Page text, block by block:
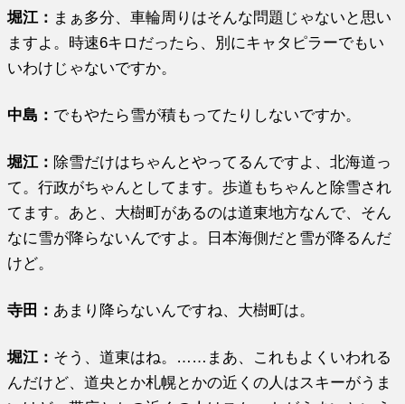
堀江 ： まぁ多分、車輪周りはそんな問題じゃないと思い
ますよ。時速6キロだったら、別にキャタピラーでもい
いわけじゃないですか。
中島： でもやたら雪が積もってたりしないですか。
堀江 ： 除雪だけはちゃんとやってるんですよ、北海道っ
て。行政がちゃんとしてます。歩道もちゃんと除雪され
てます。あと、大樹町があるのは道東地方なんで、そん
なに雪が降らないんですよ。日本海側だと雪が降るんだ
けど。
寺田： あまり降らないんですね、大樹町は。
堀江 ： そう、道東はね。……まあ、これもよくいわれる
んだけど、道央とか札幌とかの近くの人はスキーがうま